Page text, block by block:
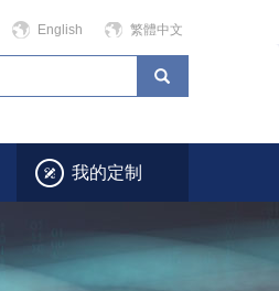
English 繁體中文
我的定制